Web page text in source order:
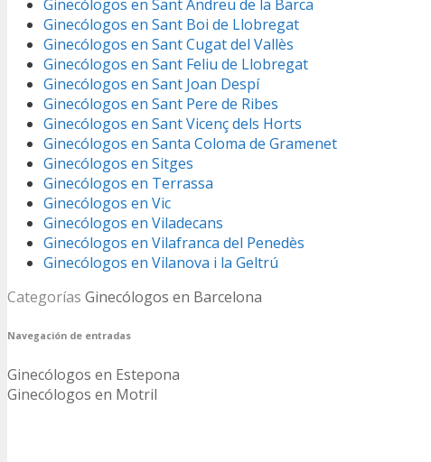
Ginecólogos en Sant Andreu de la Barca
Ginecólogos en Sant Boi de Llobregat
Ginecólogos en Sant Cugat del Vallès
Ginecólogos en Sant Feliu de Llobregat
Ginecólogos en Sant Joan Despí
Ginecólogos en Sant Pere de Ribes
Ginecólogos en Sant Vicenç dels Horts
Ginecólogos en Santa Coloma de Gramenet
Ginecólogos en Sitges
Ginecólogos en Terrassa
Ginecólogos en Vic
Ginecólogos en Viladecans
Ginecólogos en Vilafranca del Penedès
Ginecólogos en Vilanova i la Geltrú
Categorías Ginecólogos en Barcelona
Navegación de entradas
Ginecólogos en Estepona
Ginecólogos en Motril